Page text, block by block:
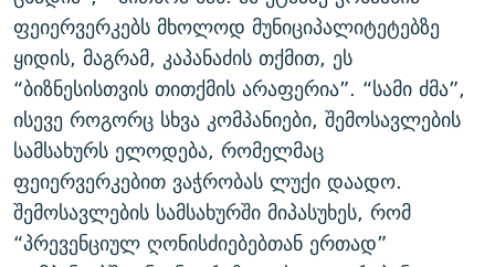
ფეიერვერკებს მხოლოდ მუნიციპალიტეტებზე
ყიდის, მაგრამ, კაპანაძის თქმით, ეს
“ბიზნესისთვის თითქმის არაფერია”. “სამი ძმა”,
ისევე როგორც სხვა კომპანიები, შემოსავლების
სამსახურს ელოდება, რომელმაც
ფეიერვერკებით ვაჭრობას ლუქი დაადო.
შემოსავლების სამსახურში მიპასუხეს, რომ
“პრევენციულ ღონისძიებებთან ერთად”